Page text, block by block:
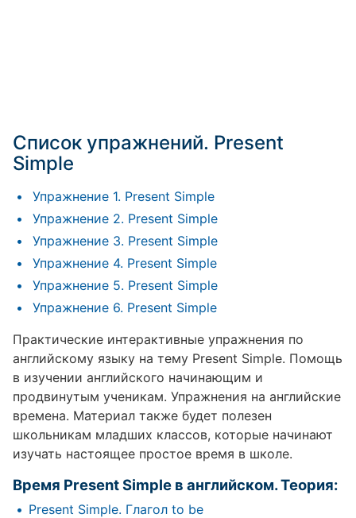
Список упражнений. Present
Simple
Упражнение 1. Present Simple
Упражнение 2. Present Simple
Упражнение 3. Present Simple
Упражнение 4. Present Simple
Упражнение 5. Present Simple
Упражнение 6. Present Simple
Практические интерактивные упражнения по
английскому языку на тему Present Simple. Помощь
в изучении английского начинающим и
продвинутым ученикам. Упражнения на английские
времена. Материал также будет полезен
школьникам младших классов, которые начинают
изучать настоящее простое время в школе.
Время Present Simple в английском. Теория:
Present Simple. Глагол to be